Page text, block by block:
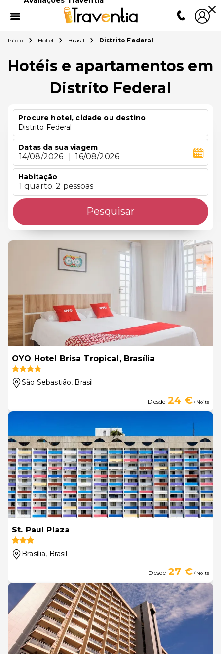
Início Hotel Brasil Distrito Federal
Hotéis e apartamentos em
Distrito Federal
Procure hotel, cidade ou destino
Distrito Federal
Datas da sua viagem
14/08/2026 16/08/2026
Habitação
1 quarto. 2 pessoas
Pesquisar
OYO Hotel Brisa Tropical, Brasília
São Sebastião, Brasil
Desde 24 €/ Noite
St. Paul Plaza
Brasília, Brasil
Desde 27 €/ Noite